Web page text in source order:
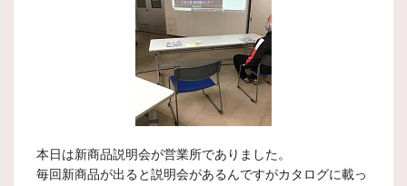
本日は新商品説明会が営業所でありました。
毎回新商品が出ると説明会があるんですがカタログに載っ